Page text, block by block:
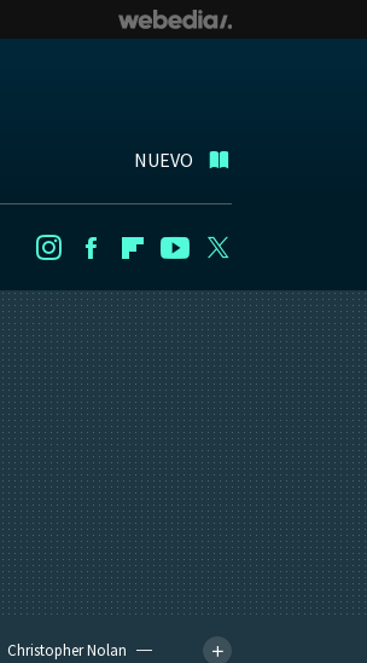
NUEVO
InstagramFacebookFlipboard
Youtube
Christopher Nolan